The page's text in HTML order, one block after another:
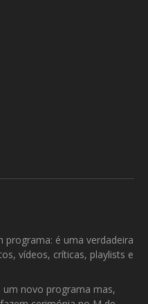
programa: é uma verdadeira
vídeos, críticas, playlists e
novo programa mas,